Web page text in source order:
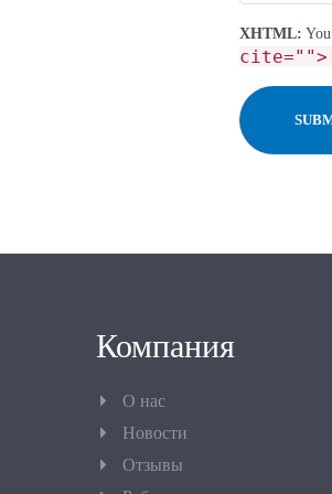
XHTML:
cite="">
Компания
О нас
Новости
Отзывы